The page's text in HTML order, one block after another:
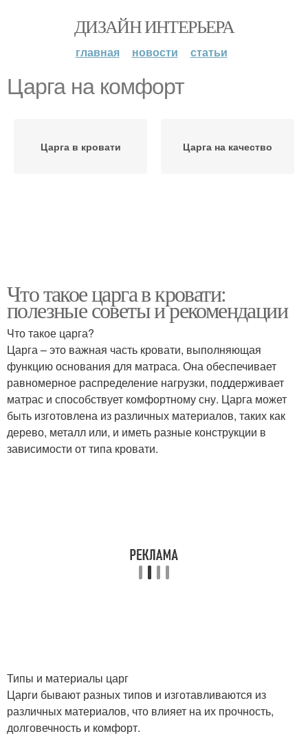
ДИЗАЙН ИНТЕРЬЕРА
главная новости статьи
Царга на комфорт
Царга в кровати Царга на качество
Что такое царга в кровати:
полезные советы и рекомендации
Что такое царга?
Царга – это важная часть кровати, выполняющая
функцию основания для матраса. Она обеспечивает
равномерное распределение нагрузки, поддерживает
матрас и способствует комфортному сну. Царга может
быть изготовлена из различных материалов, таких как
дерево, металл или, и иметь разные конструкции в
зависимости от типа кровати.
Типы и материалы царг
Царги бывают разных типов и изготавливаются из
различных материалов, что влияет на их прочность,
долговечность и комфорт.